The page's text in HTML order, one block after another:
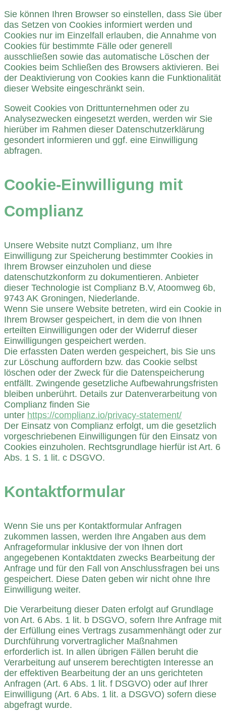
Sie können Ihren Browser so einstellen, dass Sie über
das Setzen von Cookies informiert werden und
Cookies nur im Einzelfall erlauben, die Annahme von
Cookies für bestimmte Fälle oder generell
ausschließen sowie das automatische Löschen der
Cookies beim Schließen des Browsers aktivieren. Bei
der Deaktivierung von Cookies kann die Funktionalität
dieser Website eingeschränkt sein.
Soweit Cookies von Drittunternehmen oder zu
Analysezwecken eingesetzt werden, werden wir Sie
hierüber im Rahmen dieser Datenschutzerklärung
gesondert informieren und ggf. eine Einwilligung
abfragen.
Cookie-Einwilligung mit
Complianz
Unsere Website nutzt Complianz, um Ihre
Einwilligung zur Speicherung bestimmter Cookies in
Ihrem Browser einzuholen und diese
datenschutzkonform zu dokumentieren. Anbieter
dieser Technologie ist Complianz B.V, Atoomweg 6b,
9743 AK Groningen, Niederlande.
Wenn Sie unsere Website betreten, wird ein Cookie in
Ihrem Browser gespeichert, in dem die von Ihnen
erteilten Einwilligungen oder der Widerruf dieser
Einwilligungen gespeichert werden.
Die erfassten Daten werden gespeichert, bis Sie uns
zur Löschung auffordern bzw. das Cookie selbst
löschen oder der Zweck für die Datenspeicherung
entfällt. Zwingende gesetzliche Aufbewahrungsfristen
bleiben unberührt. Details zur Datenverarbeitung von
Complianz finden Sie
unter https://complianz.io/privacy-statement/
Der Einsatz von Complianz erfolgt, um die gesetzlich
vorgeschriebenen Einwilligungen für den Einsatz von
Cookies einzuholen. Rechtsgrundlage hierfür ist Art. 6
Abs. 1 S. 1 lit. c DSGVO.
Kontaktformular
Wenn Sie uns per Kontaktformular Anfragen
zukommen lassen, werden Ihre Angaben aus dem
Anfrageformular inklusive der von Ihnen dort
angegebenen Kontaktdaten zwecks Bearbeitung der
Anfrage und für den Fall von Anschlussfragen bei uns
gespeichert. Diese Daten geben wir nicht ohne Ihre
Einwilligung weiter.
Die Verarbeitung dieser Daten erfolgt auf Grundlage
von Art. 6 Abs. 1 lit. b DSGVO, sofern Ihre Anfrage mit
der Erfüllung eines Vertrags zusammenhängt oder zur
Durchführung vorvertraglicher Maßnahmen
erforderlich ist. In allen übrigen Fällen beruht die
Verarbeitung auf unserem berechtigten Interesse an
der effektiven Bearbeitung der an uns gerichteten
Anfragen (Art. 6 Abs. 1 lit. f DSGVO) oder auf Ihrer
Einwilligung (Art. 6 Abs. 1 lit. a DSGVO) sofern diese
abgefragt wurde.